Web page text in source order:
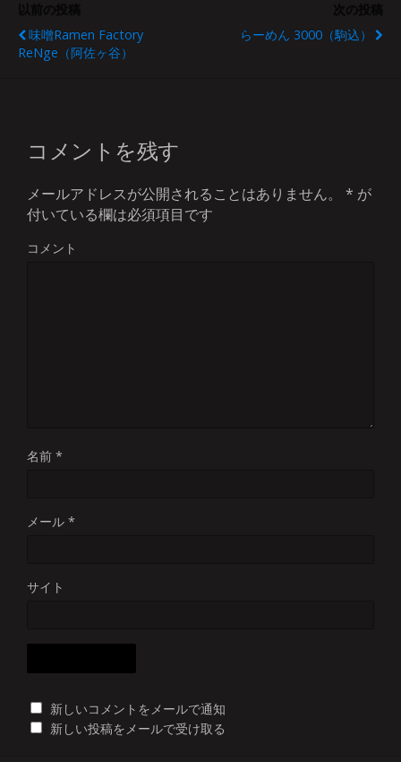
味噌Ramen Factory
ReNge（阿佐ヶ谷）
らーめん 3000（駒込）
コメントを残す
メールアドレスが公開されることはありません。 * が
付いている欄は必須項目です
コメント
名前 *
メール *
サイト
新しいコメントをメールで通知
新しい投稿をメールで受け取る